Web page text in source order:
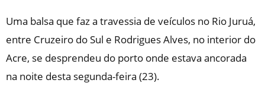
Uma balsa que faz a travessia de veículos no Rio Juruá,
entre Cruzeiro do Sul e Rodrigues Alves, no interior do
Acre, se desprendeu do porto onde estava ancorada
na noite desta segunda-feira (23).